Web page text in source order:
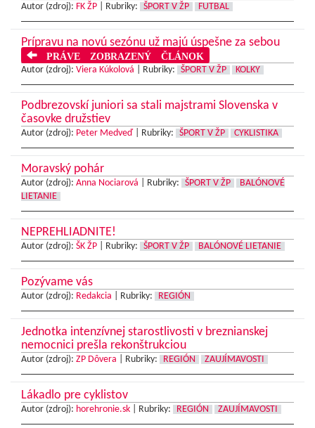
Autor (zdroj): FK ŽP Rubriky: ŠPORT V ŽP FUTBAL
Prípravu na novú sezónu už majú úspešne za sebou
PRÁVE ZOBRAZENÝ ČLÁNOK
Autor (zdroj): Viera Kúkolová Rubriky: ŠPORT V ŽP KOLKY
Podbrezovskí juniori sa stali majstrami Slovenska v
časovke družstiev
Autor (zdroj): Peter Medveď Rubriky: ŠPORT V ŽP CYKLISTIKA
Moravský pohár
Autor (zdroj): Anna Nociarová Rubriky: ŠPORT V ŽP
BALÓNOVÉ
LIETANIE
NEPREHLIADNITE!
Autor (zdroj): ŠK ŽP Rubriky: ŠPORT V ŽP BALÓNOVÉ LIETANIE
Pozývame vás
Autor (zdroj): Redakcia Rubriky: REGIÓN
Jednotka intenzívnej starostlivosti v breznianskej
nemocnici prešla rekonštrukciou
Autor (zdroj): ZP Dôvera Rubriky: REGIÓN ZAUJÍMAVOSTI
Lákadlo pre cyklistov
Autor (zdroj): horehronie.sk Rubriky: REGIÓN ZAUJÍMAVOSTI